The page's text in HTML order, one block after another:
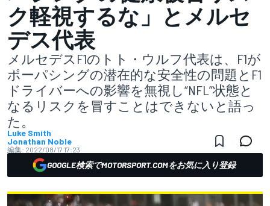
ク軽視するな」とメルセ
デス代表
メルセデスF1のトト・ウルフ代表は、F1が
ポーパシングの潜在的な安全性の問題とF1
ドライバーへの影響を無視し“NFL”状態と
なるリスクを冒すことはできないと語っ
た。
Luke Smith
Jonathan Noble
編集: 2022/08/17 17:23
GOOGLE検索でMOTORSPORT.COMをお気に入り登録